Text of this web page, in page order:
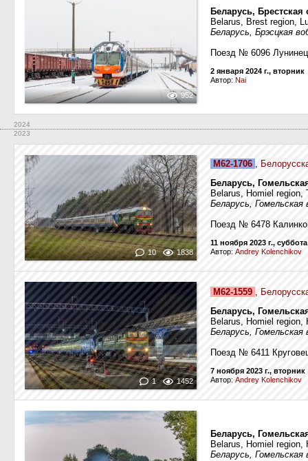
952
Беларусь,
Belarus, Brest region,
Беларусь, Брэсцкая
Поезд № 6096
2 января 2024 г., вторник
Автор: Nai
2024
2023
10 1838
М62-1706 ,
Беларусь,
Belarus, Homiel
Беларусь,
Поезд № 6478
11 ноября 2023 г., суббота
Автор: Andrey Kolenchikov
1 1452
М62-1559 ,
Беларусь,
Belarus, Homiel
Беларусь,
Поезд № 6411
7 ноября 2023 г., вторник
Автор: Andrey Kolenchikov
Беларусь,
Belarus, Homiel
Беларусь,